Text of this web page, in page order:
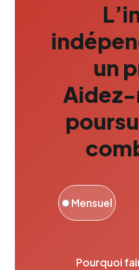
un
Aidez-
Mensuel
Pourquoi